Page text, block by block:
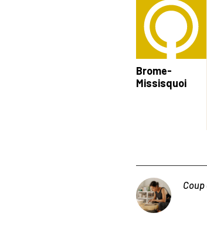
Brome-
Missisquoi